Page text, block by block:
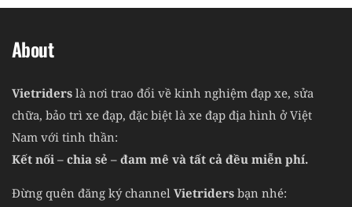
About
Vietriders là nơi trao đổi về kinh nghiệm đạp xe, sửa
chữa, bảo trì xe đạp, đặc biệt là xe đạp địa hình ở Việt
Nam với tinh thần:
Kết nối – chia sẻ – đam mê và tất cả đều miễn phí.
Đừng quên đăng ký channel Vietriders bạn nhé: